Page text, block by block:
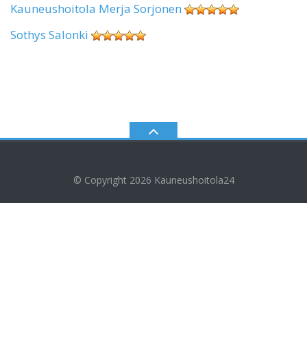
Kauneushoitola Merja Sorjonen
Sothys Salonki
© Copyright 2026 Kauneushoitola24